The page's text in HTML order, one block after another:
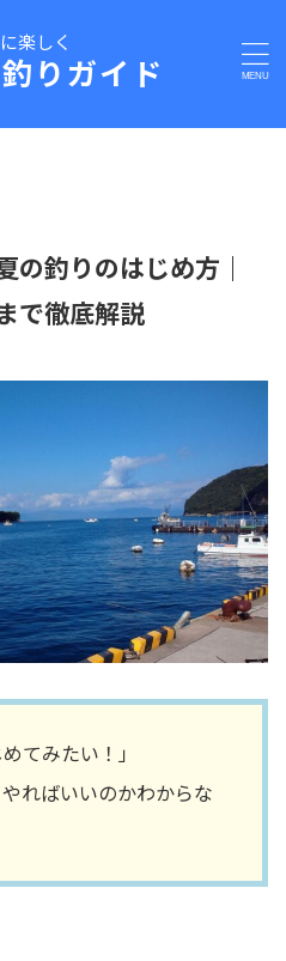
楽しく
りガイド
の釣りのはじめ方｜
で徹底解説
てみたい！」
ればいいのかわからな